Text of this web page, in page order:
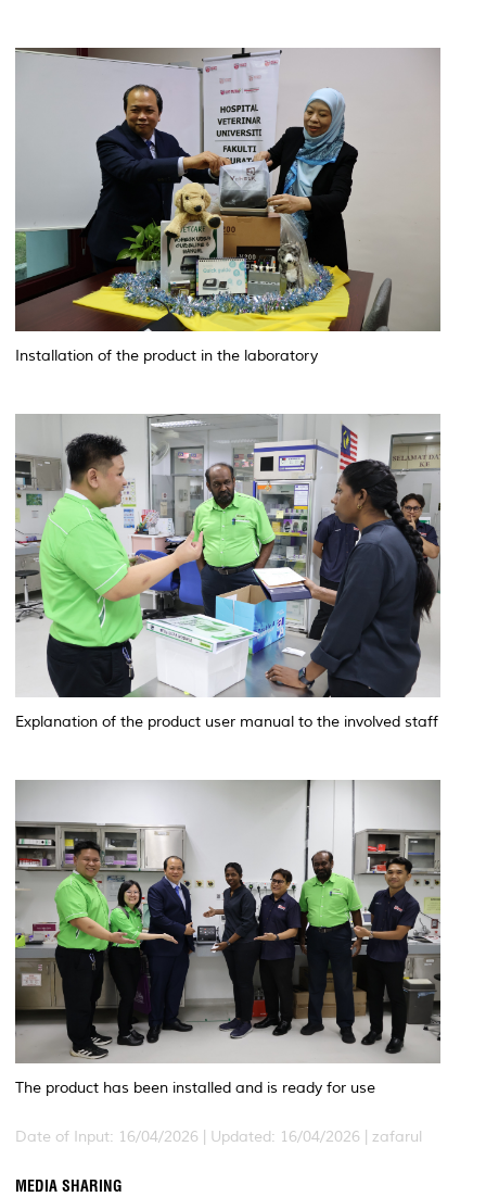
Installation of the product in the laboratory
Explanation of the product user manual to the involved staff
The product has been installed and is ready for use
Date of Input: 16/04/2026 | Updated: 16/04/2026 | zafarul
MEDIA SHARING